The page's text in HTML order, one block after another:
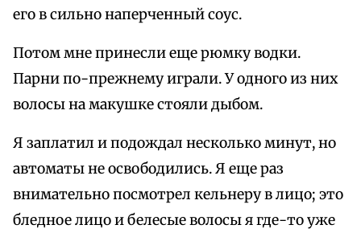
его в сильно наперченный соус.
Потом мне принесли еще рюмку водки.
Парни по-прежнему играли. У одного из них
волосы на макушке стояли дыбом.
Я заплатил и подождал несколько минут, но
автоматы не освободились. Я еще раз
внимательно посмотрел кельнеру в лицо; это
бледное лицо и белесые волосы я где-то уже